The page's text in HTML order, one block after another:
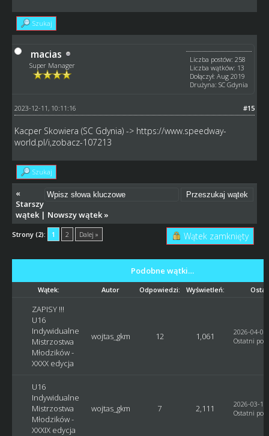
Szukaj
macias
Super Manager
Liczba postów: 258
Liczba wątków: 13
Dołączył: Aug 2019
Drużyna: SC Gdynia
#15
2023-12-11, 10:11:16
Kacper Skowiera (SC Gdynia) -> https://www.speedway-
world.pl/i,zobacz-107213
Szukaj
«
Starszy
wątek| Nowszy wątek»
Strony (2): 1 2 Dalej » Wątek zamknięty
Podobne wątki…
Wątek: Autor Odpowiedzi: Wyświetleń:
ZAPISY !!!
U16
Indywidualne
Mistrzostwa
Młodzików -
XXXX edycja
wojtas_gkm 12 1,061
2026-04-
Ostatni post
U16
Indywidualne
Mistrzostwa
Młodzików -
XXXIX edycja
wojtas_gkm 7 2,111
2026-03-
Ostatni post